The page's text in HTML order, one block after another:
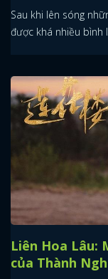
Sau khi lên sóng
được khá nhiều bình
Liên Hoa Lâu:
của Thành